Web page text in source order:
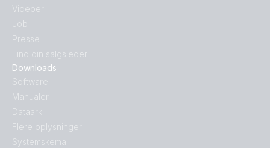
Downloads
Software
Manualer
Dataark
Flere oplysninger
Systemskema
Videoer
Job
Presse
Find din salgsleder